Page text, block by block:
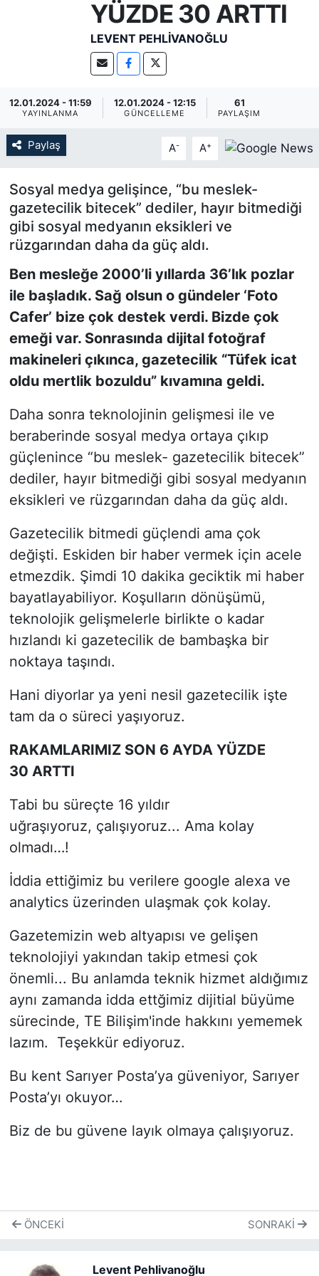
YÜZDE 30 ARTTI
LEVENT PEHLIVANOĞLU
12.01.2024 - 11:59
YAYINLANMA
12.01.2024 - 12:15
GÜNCELLEME
61
PAYLAŞIM
Paylaş A- A+
Sosyal medya gelişince, “bu meslek-
gazetecilik bitecek” dediler, hayır bitmediği
gibi sosyal medyanın eksikleri ve
rüzgarından daha da güç aldı.
Ben mesleğe 2000’li yıllarda 36’lık pozlar
ile başladık. Sağ olsun o gündeler ‘Foto
Cafer’ bize çok destek verdi. Bizde çok
emeği var. Sonrasında dijital fotoğraf
makineleri çıkınca, gazetecilik “Tüfek icat
oldu mertlik bozuldu” kıvamına geldi.
Daha sonra teknolojinin gelişmesi ile ve
beraberinde sosyal medya ortaya çıkıp
güçlenince “bu meslek- gazetecilik bitecek”
dediler, hayır bitmediği gibi sosyal medyanın
eksikleri ve rüzgarından daha da güç aldı.
Gazetecilik bitmedi güçlendi ama çok
değişti. Eskiden bir haber vermek için acele
etmezdik. Şimdi 10 dakika geciktik mi haber
bayatlayabiliyor. Koşulların dönüşümü,
teknolojik gelişmelerle birlikte o kadar
hızlandı ki gazetecilik de bambaşka bir
noktaya taşındı.
Hani diyorlar ya yeni nesil gazetecilik işte
tam da o süreci yaşıyoruz.
RAKAMLARIMIZ SON 6 AYDA YÜZDE
30 ARTTI
Tabi bu süreçte 16 yıldır
uğraşıyoruz, çalışıyoruz... Ama kolay
olmadı…!
İddia ettiğimiz bu verilere google alexa ve
analytics üzerinden ulaşmak çok kolay.
Gazetemizin web altyapısı ve gelişen
teknolojiyi yakından takip etmesi çok
önemli... Bu anlamda teknik hizmet aldığımız
aynı zamanda idda ettğimiz dijitial büyüme
sürecinde, TE Bilişim'inde hakkını yememek
lazım. Teşekkür ediyoruz.
Bu kent Sarıyer Posta’ya güveniyor, Sarıyer
Posta’yı okuyor…
Biz de bu güvene layık olmaya çalışıyoruz.
ÖNCEKI SONRAKI
Levent Pehlivanoğlu
KÖŞE YAZILARI
KÖŞE YAZILARI (Arşiv)
KÜLTÜR SANAT
MAGAZİN
SAĞLIK
SARIYER HABERLERİ
SARIYER İMAR BARIŞI
SEKTÖR
SİYASET
SON DAKİKA HABERİ
TEKNOLOJİ
TÜRKİYE VE DÜNYA GÜNDEMİ
VİDEO GALERİ
YAŞAM